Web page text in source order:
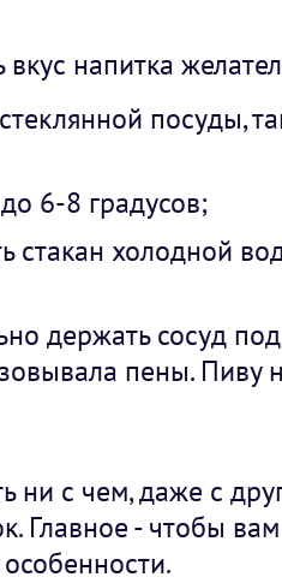
напитка
посуды,
6-8 градусов;
стакан холодной
держать сосуд
пены. Пиву
ни с чем, даже с
Главное - чтобы